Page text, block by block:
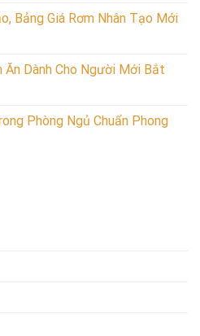
Bảng Giá Rơm Nhân Tạo Mới
Ăn Dành Cho Người Mới Bắt
Phòng Ngủ Chuẩn Phong